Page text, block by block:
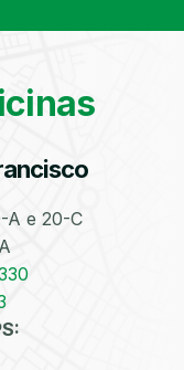
A e 20-C
e
Automóvel